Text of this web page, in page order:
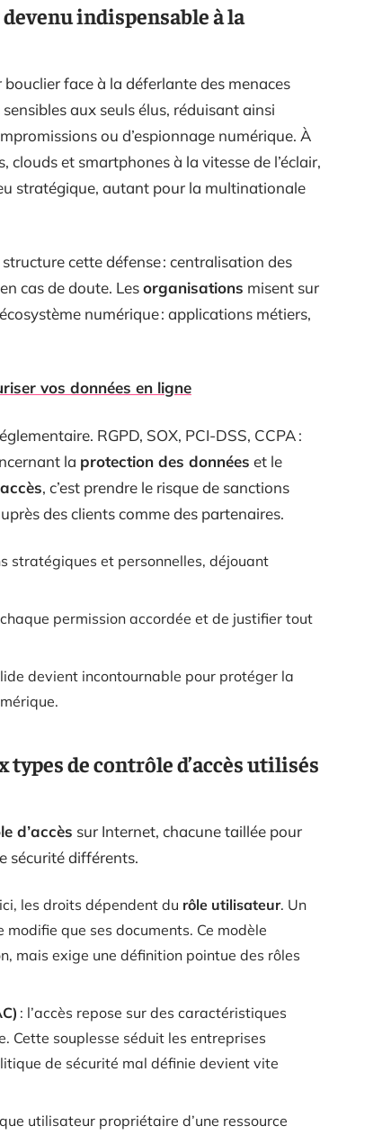
indispensable à la
bouclier face à la déferlante des menaces
aux seuls élus, réduisant ainsi
ou d’espionnage numérique. À
et smartphones à la vitesse de l’éclair,
stratégique, autant pour la multinationale
structure cette défense : centralisation des
cas de doute. Lesorganisations misent sur
numérique : applications métiers,
vos données en ligne
RGPD, SOX, PCI-DSS, CCPA :
la protection des données et le
, c’est prendre le risque de sanctions
des clients comme des partenaires.
stratégiques et personnelles, déjouant
permission accordée et de justifier tout
devient incontournable pour protéger la
de contrôle d’accès utilisés
d’accès sur Internet, chacune taillée pour
sécurité différents.
les droits dépendent du rôle utilisateur. Un
que ses documents. Ce modèle
mais exige une définition pointue des rôles
: l’accès repose sur des caractéristiques
Cette souplesse séduit les entreprises
de sécurité mal définie devient vite
utilisateur propriétaire d’une ressource